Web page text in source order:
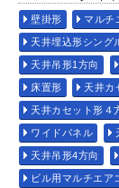
壁掛形 マルチ
天井埋込形シング
天井吊形1方向
床置形 天井カ
天井カセット形４
ワイドパネル
天井吊形4方向
ビル用マルチエア